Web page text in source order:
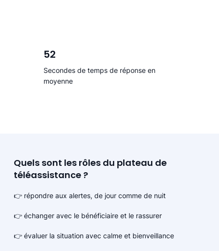
52
Secondes de temps de réponse en
moyenne
Quels sont les rôles du plateau de
téléassistance ?
👉 répondre aux alertes, de jour comme de nuit
👉 échanger avec le bénéficiaire et le rassurer
👉 évaluer la situation avec calme et bienveillance